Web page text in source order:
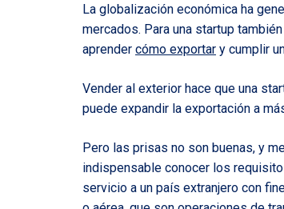
La globalización económica ha
mercados. Para una startup
aprender cómo exportar y cumplir
Vender al exterior hace que una
puede expandir la exportación a
Pero las prisas no son buenas, y
indispensable conocer los
servicio a un país extranjero con